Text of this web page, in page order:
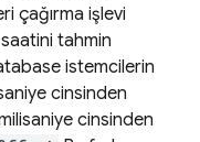
çağırma işlevi
tahmin
istemcilerin
cinsinden
cinsinden